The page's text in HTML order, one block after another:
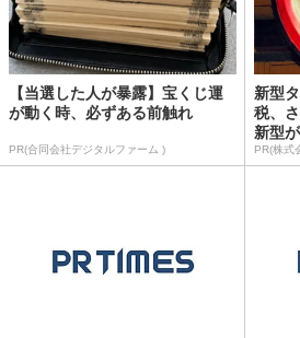
【当選した人が暴露】宝くじ運
が動く時、必ずある前触れ
PR(合同会社デジタルファーム )
新型
税、
新型
PR(株式